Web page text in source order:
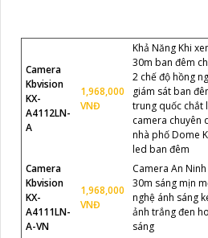
Camera
Kbvision
KX-
A4112LN-
A
1,968,000
VNĐ
Khả Năng Khi
30m ban đêm
2 chế độ hồng
giám sát ban
trung quốc chắt
camera chuyên
nhà phố Dome
led ban đêm
Camera
Kbvision
KX-
A4111LN-
A-VN
1,968,000
VNĐ
Camera An
30m sáng mịn
nghệ ánh sáng
ảnh trắng đen
sáng